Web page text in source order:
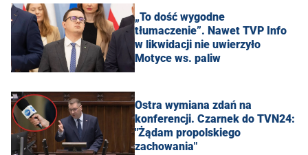
„To dość wygodne
tłumaczenie”. Nawet TVP Info
w likwidacji nie uwierzyło
Motyce ws. paliw
Ostra wymiana zdań na
konferencji. Czarnek do TVN24:
"Żądam propolskiego
zachowania"